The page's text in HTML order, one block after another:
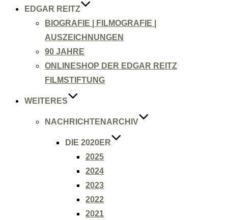
EDGAR REITZ
BIOGRAFIE | FILMOGRAFIE |
AUSZEICHNUNGEN
90 JAHRE
ONLINESHOP DER EDGAR REITZ
FILMSTIFTUNG
WEITERES
NACHRICHTENARCHIV
DIE 2020ER
2025
2024
2023
2022
2021